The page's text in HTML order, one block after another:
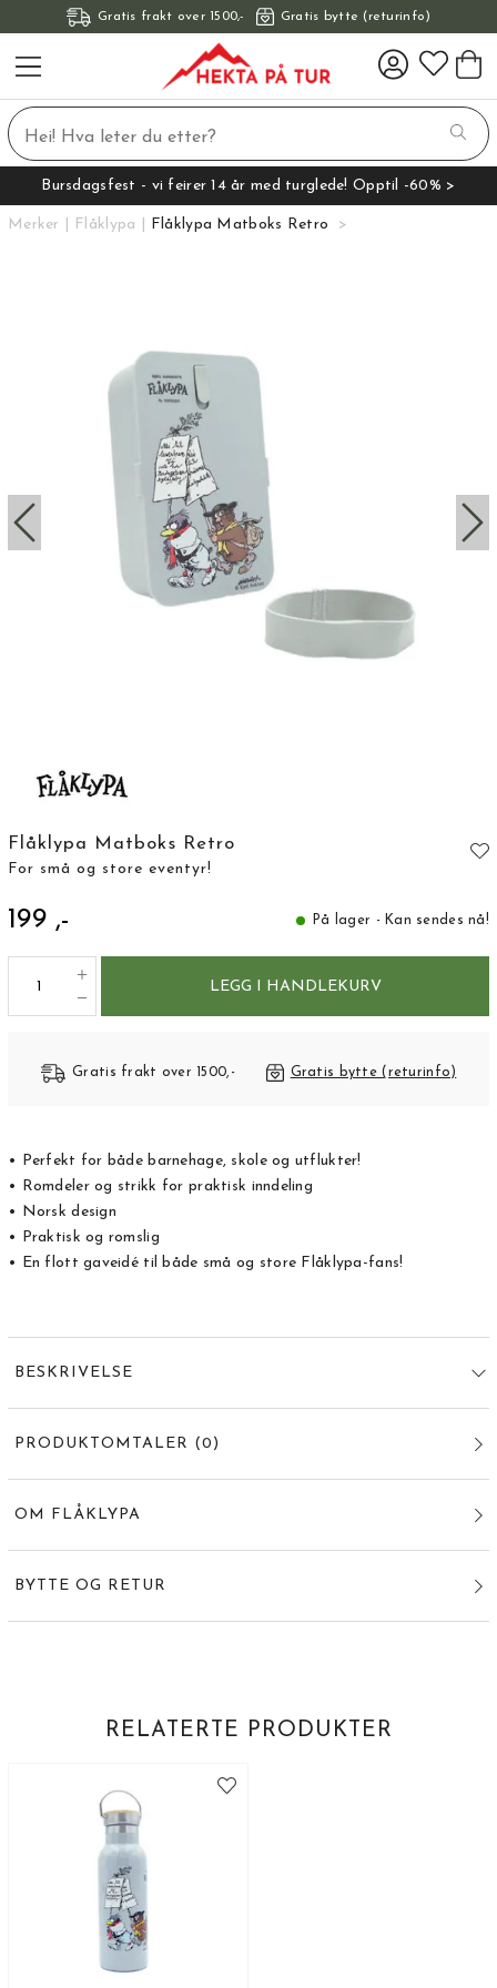
Gratis frakt over 1500,- Gratis bytte (returinfo)
Bursdagsfest - vi feirer 14 år med turglede! Opptil -60% >
Merker Flåklypa Flåklypa Matboks Retro
Flåklypa Matboks Retro
For små og store eventyr!
199 ,- På lager - Kan sendes nå!
LEGG I HANDLEKURV
Gratis frakt over 1500,- Gratis bytte (returinfo)
• Perfekt for både barnehage, skole og utflukter!
• Romdeler og strikk for praktisk inndeling
• Norsk design
• Praktisk og romslig
• En flott gaveidé til både små og store Flåklypa-fans!
BESKRIVELSE
PRODUKTOMTALER (0 )
OM FLÅKLYPA
BYTTE OG RETUR
RELATERTE PRODUKTER